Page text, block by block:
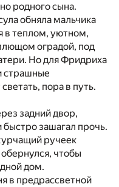
родного сына.
обняла мальчика
в теплом, уютном,
оградой, под
Но для Фридриха
страшные
пора в путь.
задний двор,
быстро зашагал прочь.
ручеек
чтобы
дом.
в предрассветной